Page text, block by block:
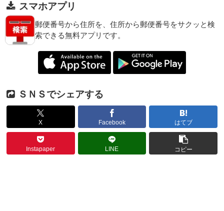
スマホアプリ
郵便番号から住所を、住所から郵便番号をサクッと検
索できる無料アプリです。
ＳＮＳでシェアする
X Facebook はてブ
Instapaper LINE コピー